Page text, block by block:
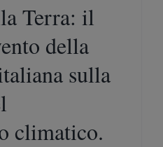
Terra: il
della
sulla
climatico.